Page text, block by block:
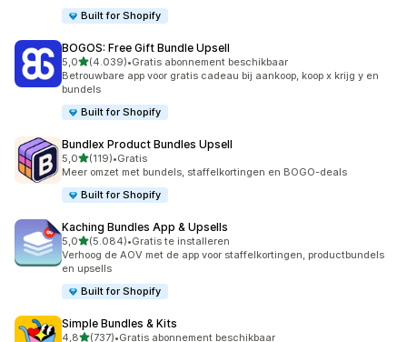
Built for Shopify
BOGOS: Free Gift Bundle Upsell
5,0van 5 sterren
(4.039)
4039 recensies in totaal
•Gratis abonnement beschikbaar
Betrouwbare app voor gratis cadeau bij aankoop, koop x krijg y en
bundels
Built for Shopify
Bundlex Product Bundles Upsell
5,0van 5 sterren
(119)
119 recensies in totaal
•Gratis
Meer omzet met bundels, staffelkortingen en BOGO-deals
Built for Shopify
Kaching Bundles App & Upsells
5,0van 5 sterren
(5.084)
5084 recensies in totaal
•Gratis te installeren
Verhoog de AOV met de app voor staffelkortingen, productbundels
en upsells
Built for Shopify
Simple Bundles & Kits
4,8van 5 sterren
(737)•Gratis abonnement beschikbaar